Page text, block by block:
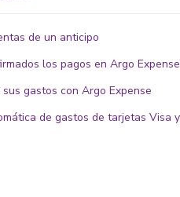
de un anticipo
los pagos en Argo
gastos con Argo Expense
de gastos de tarjetas Visa